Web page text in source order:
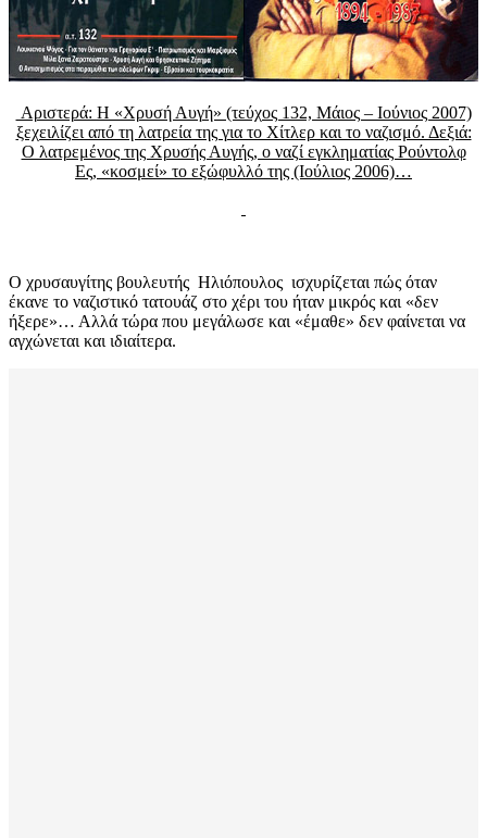
Αριστερά: Η «Χρυσή Αυγή» (τεύχος 132, Μάιος – Ιούνιος 2007)
ξεχειλίζει από τη λατρεία της για το Χίτλερ και το ναζισμό. Δεξιά:
Ο λατρεμένος της Χρυσής Αυγής, ο ναζί εγκληματίας Ρούντολφ
Ες, «κοσμεί» το εξώφυλλό της (Ιούλιος 2006)…
Ο χρυσαυγίτης βουλευτής Ηλιόπουλος ισχυρίζεται πώς όταν
έκανε το ναζιστικό τατουάζ στο χέρι του ήταν μικρός και «δεν
ήξερε»… Αλλά τώρα που μεγάλωσε και «έμαθε» δεν φαίνεται να
αγχώνεται και ιδιαίτερα.